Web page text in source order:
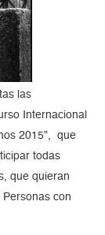
las
Internacional
2015”, que
todas
que quieran
con